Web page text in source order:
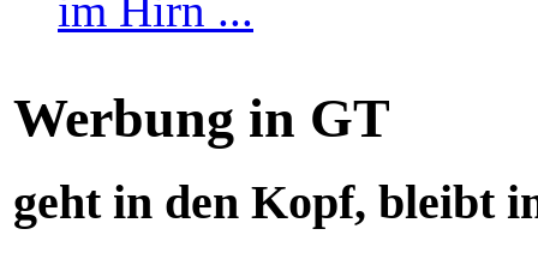
Werbung in GT
geht in den Kopf, bleibt